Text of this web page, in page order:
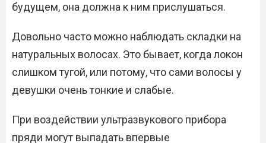
будущем, она должна к ним прислушаться.
Довольно часто можно наблюдать складки на
натуральных волосах. Это бывает, когда локон
слишком тугой, или потому, что сами волосы у
девушки очень тонкие и слабые.
При воздействии ультразвукового прибора
пряди могут выпадать впервые